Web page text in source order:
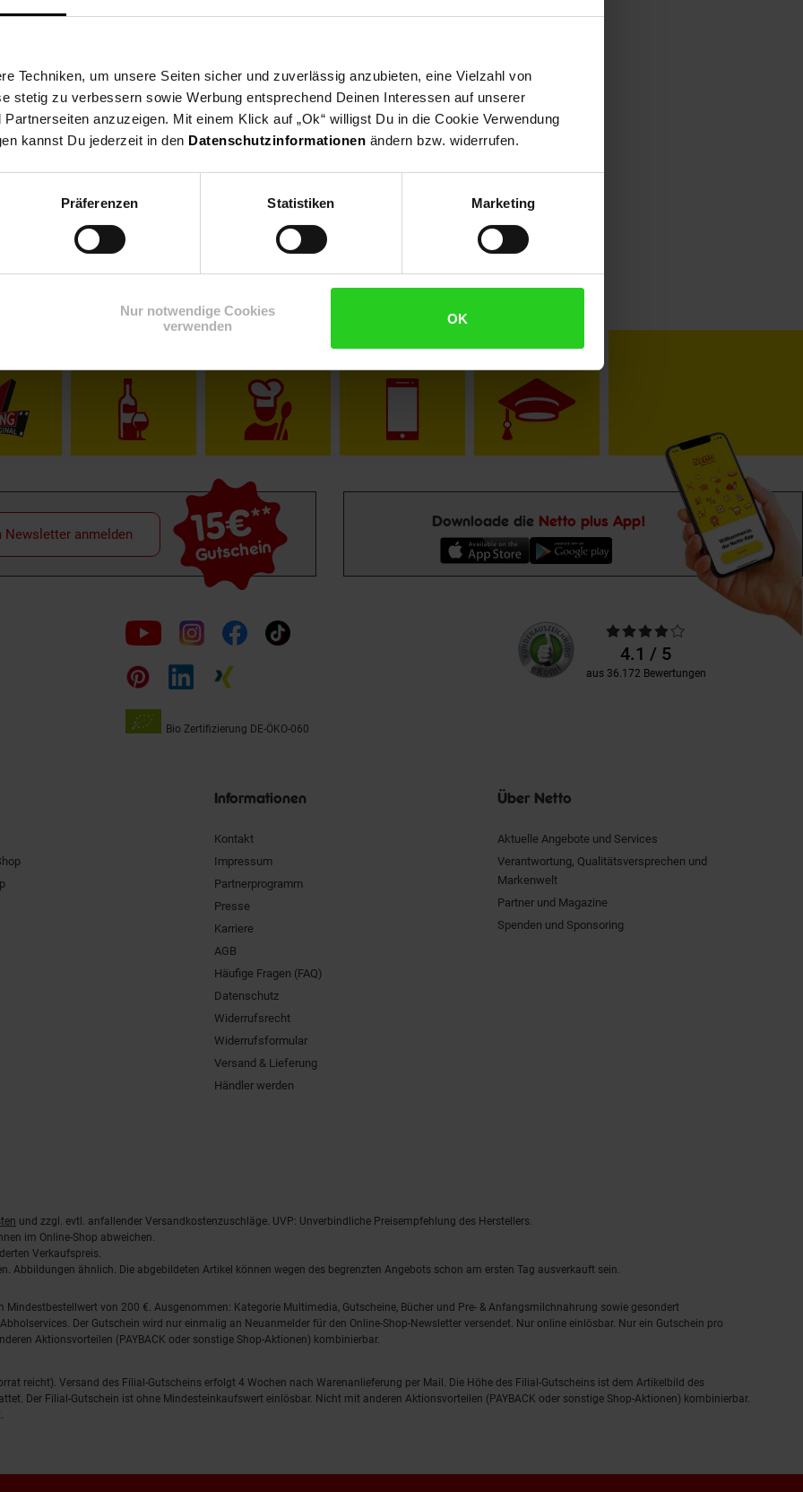
Techniken, um unsere Seiten sicher und zuverlässig anzubieten, eine Vielzahl von
stetig zu verbessern sowie Werbung entsprechend Deinen Interessen auf unserer
anzuzeigen. Mit einem Klick auf „Ok“ willigst Du in die Cookie Verwendung
kannst Du jederzeit in den Datenschutzinformationen ändern bzw. widerrufen.
Präferenzen Statistiken Marketing
Nur notwendige Cookies
verwenden
OK
NettoKOM Karriere
15€**
Gutschein
Newsletter anmelden
Downloade die Netto plus App!
Folge
uns
auf
Bio Zertifizierung DE-ÖKO-060
Unsere
Kundenbewertungen
Durchschnittliche
Bewertungen4.1 / 5
aus 36.172 Bewertungen
Informationen
Kontakt
Impressum
Partnerprogramm
Presse
Karriere
AGB
Häufige Fragen (FAQ)
Datenschutz
Widerrufsrecht
Widerrufsformular
Versand & Lieferung
Händler werden
Über Netto
Aktuelle Angebote und Services
Verantwortung, Qualitätsversprechen und
Markenwelt
Partner und Magazine
Spenden und Sponsoring
und zzgl. evtl. anfallender Versandkostenzuschläge. UVP: Unverbindliche Preisempfehlung des Herstellers.
im Online-Shop abweichen.
Verkaufspreis.
Abbildungen ähnlich. Die abgebildeten Artikel können wegen des begrenzten Angebots schon am ersten Tag ausverkauft sein.
von 200 €. Ausgenommen: Kategorie Multimedia, Gutscheine, Bücher und Pre- & Anfangsmilchnahrung sowie gesondert
Der Gutschein wird nur einmalig an Neuanmelder für den Online-Shop-Newsletter versendet. Nur online einlösbar. Nur ein Gutschein pro
Aktionsvorteilen (PAYBACK oder sonstige Shop-Aktionen) kombinierbar.
reicht). Versand des Filial-Gutscheins erfolgt 4 Wochen nach Warenanlieferung per Mail. Die Höhe des Filial-Gutscheins ist dem Artikelbild des
Der Filial-Gutschein ist ohne Mindesteinkaufswert einlösbar. Nicht mit anderen Aktionsvorteilen (PAYBACK oder sonstige Shop-Aktionen) kombinierbar.